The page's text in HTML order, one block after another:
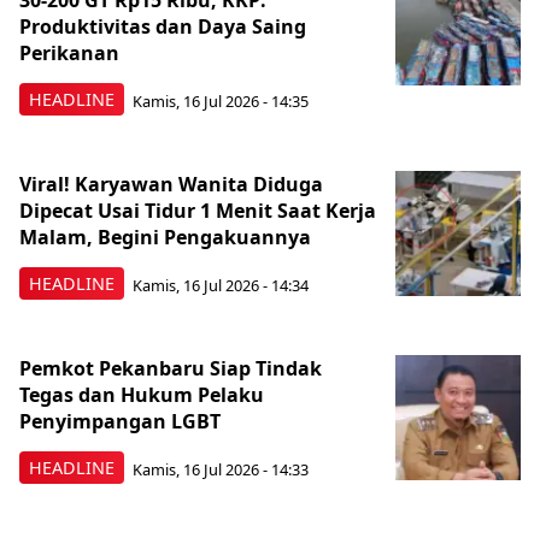
HEADLINE
Produktivitas dan Daya Saing
Perikanan
Kamis, 16 Jul 2026 - 14:35
HEADLINE
Viral! Karyawan Wanita Diduga
Dipecat Usai Tidur 1 Menit Saat Kerja
Malam, Begini Pengakuannya
Kamis, 16 Jul 2026 - 14:34
HEADLINE
Pemkot Pekanbaru Siap Tindak
Tegas dan Hukum Pelaku
Penyimpangan LGBT
Kamis, 16 Jul 2026 - 14:33